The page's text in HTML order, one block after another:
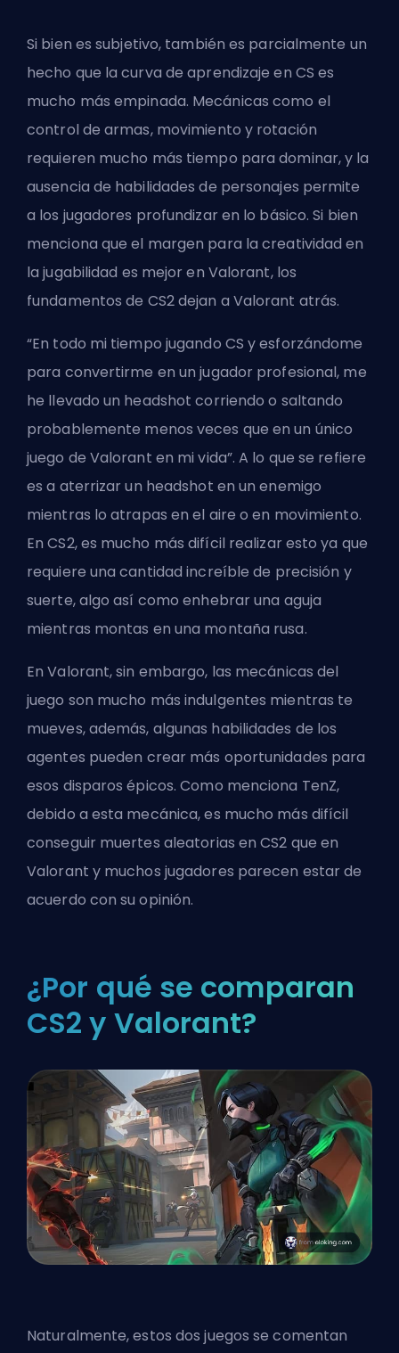
Si bien es subjetivo, también es parcialmente un
hecho que la curva de aprendizaje en CS es
mucho más empinada. Mecánicas como el
control de armas, movimiento y rotación
requieren mucho más tiempo para dominar, y la
ausencia de habilidades de personajes permite
a los jugadores profundizar en lo básico. Si bien
menciona que el margen para la creatividad en
la jugabilidad es mejor en Valorant, los
fundamentos de CS2 dejan a Valorant atrás.
“En todo mi tiempo jugando CS y esforzándome
para convertirme en un jugador profesional, me
he llevado un headshot corriendo o saltando
probablemente menos veces que en un único
juego de Valorant en mi vida”. A lo que se refiere
es a aterrizar un headshot en un enemigo
mientras lo atrapas en el aire o en movimiento.
En CS2, es mucho más difícil realizar esto ya que
requiere una cantidad increíble de precisión y
suerte, algo así como enhebrar una aguja
mientras montas en una montaña rusa.
En Valorant, sin embargo, las mecánicas del
juego son mucho más indulgentes mientras te
mueves, además, algunas habilidades de los
agentes pueden crear más oportunidades para
esos disparos épicos. Como menciona TenZ,
debido a esta mecánica, es mucho más difícil
conseguir muertes aleatorias en CS2 que en
Valorant y muchos jugadores parecen estar de
acuerdo con su opinión.
¿Por qué se comparan
CS2 y Valorant?
Naturalmente, estos dos juegos se comentan